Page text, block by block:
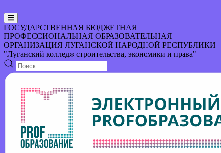
ГОСУДАРСТВЕННАЯ БЮДЖЕТНАЯ
ПРОФЕССИОНАЛЬНАЯ ОБРАЗОВАТЕЛЬНАЯ
ОРГАНИЗАЦИЯ ЛУГАНСКОЙ НАРОДНОЙ РЕСПУБЛИКИ
"Луганский колледж строительства, экономики и права"